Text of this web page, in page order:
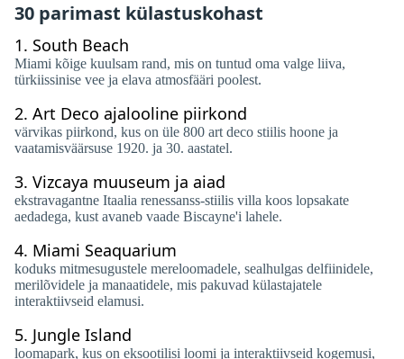
30 parimast külastuskohast
1. South Beach
Miami kõige kuulsam rand, mis on tuntud oma valge liiva,
türkiissinise vee ja elava atmosfääri poolest.
2. Art Deco ajalooline piirkond
värvikas piirkond, kus on üle 800 art deco stiilis hoone ja
vaatamisväärsuse 1920. ja 30. aastatel.
3. Vizcaya muuseum ja aiad
ekstravagantne Itaalia renessanss-stiilis villa koos lopsakate
aedadega, kust avaneb vaade Biscayne'i lahele.
4. Miami Seaquarium
koduks mitmesugustele mereloomadele, sealhulgas delfiinidele,
merilõvidele ja manaatidele, mis pakuvad külastajatele
interaktiivseid elamusi.
5. Jungle Island
loomapark, kus on eksootilisi loomi ja interaktiivseid kogemusi,